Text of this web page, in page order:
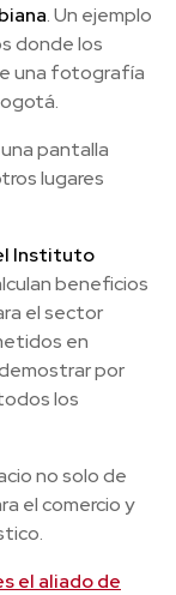
. Un ejemplo
donde los
una fotografía
pantalla
lugares
Instituto
beneficios
el sector
en
por
los
no solo de
el comercio y
el aliado de